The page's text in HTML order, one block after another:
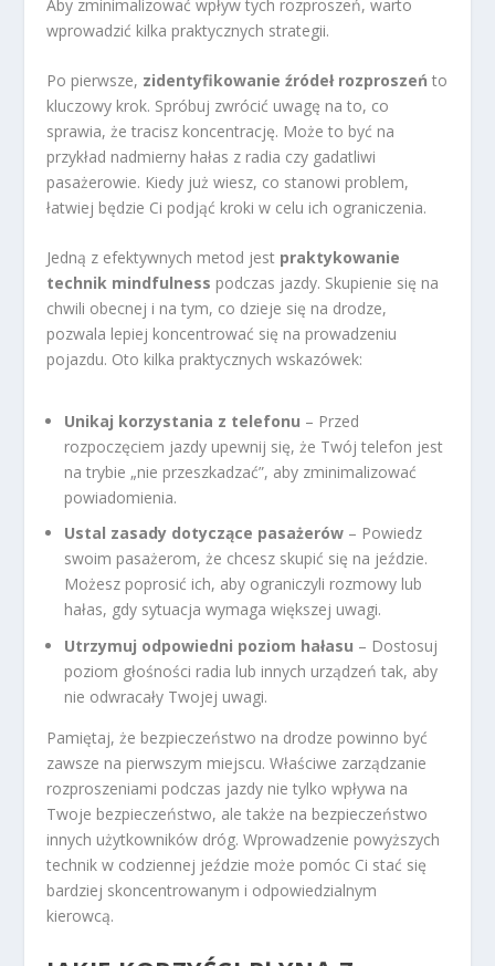
Aby zminimalizować wpływ tych rozproszeń, warto
wprowadzić kilka praktycznych strategii.
Po pierwsze, zidentyfikowanie źródeł rozproszeń to
kluczowy krok. Spróbuj zwrócić uwagę na to, co
sprawia, że tracisz koncentrację. Może to być na
przykład nadmierny hałas z radia czy gadatliwi
pasażerowie. Kiedy już wiesz, co stanowi problem,
łatwiej będzie Ci podjąć kroki w celu ich ograniczenia.
Jedną z efektywnych metod jest praktykowanie
technik mindfulness podczas jazdy. Skupienie się na
chwili obecnej i na tym, co dzieje się na drodze,
pozwala lepiej koncentrować się na prowadzeniu
pojazdu. Oto kilka praktycznych wskazówek:
Unikaj korzystania z telefonu – Przed
rozpoczęciem jazdy upewnij się, że Twój telefon jest
na trybie „nie przeszkadzać”, aby zminimalizować
powiadomienia.
Ustal zasady dotyczące pasażerów – Powiedz
swoim pasażerom, że chcesz skupić się na jeździe.
Możesz poprosić ich, aby ograniczyli rozmowy lub
hałas, gdy sytuacja wymaga większej uwagi.
Utrzymuj odpowiedni poziom hałasu – Dostosuj
poziom głośności radia lub innych urządzeń tak, aby
nie odwracały Twojej uwagi.
Pamiętaj, że bezpieczeństwo na drodze powinno być
zawsze na pierwszym miejscu. Właściwe zarządzanie
rozproszeniami podczas jazdy nie tylko wpływa na
Twoje bezpieczeństwo, ale także na bezpieczeństwo
innych użytkowników dróg. Wprowadzenie powyższych
technik w codziennej jeździe może pomóc Ci stać się
bardziej skoncentrowanym i odpowiedzialnym
kierowcą.